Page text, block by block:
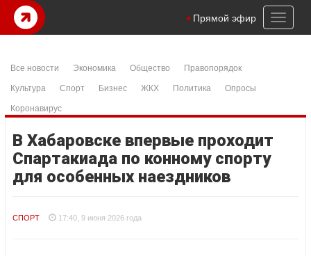
Toggle
Прямой эфир
Все новости Экономика Общество
Правопорядок
Культура
Спорт Бизнес ЖКХ Политика
Опросы
Коронавирус
В Хабаровске впервые проходит
Спартакиада по конному спорту
для особенных наездников
СПОРТ 17:40, 9 июня 2026 года